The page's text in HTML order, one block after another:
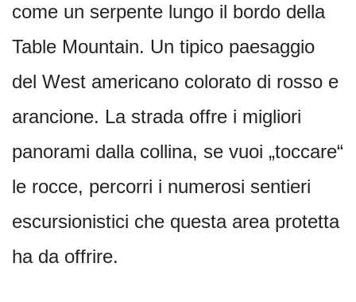
come un serpente lungo il bordo della
Table Mountain. Un tipico paesaggio
del West americano colorato di rosso e
arancione. La strada offre i migliori
panorami dalla collina, se vuoi „toccare“
le rocce, percorri i numerosi sentieri
escursionistici che questa area protetta
ha da offrire.